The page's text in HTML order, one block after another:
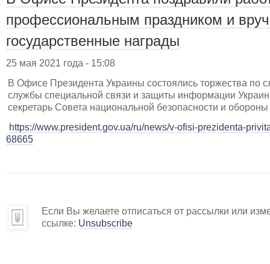
профессиональным праздником и
государственные награды
25 мая 2021 года - 15:08
В Офисе Президента Украины состоялись торжества по
службы специальной связи и защиты информации
секретарь Совета национальной безопасности и
https://www.president.gov.ua/ru/news/v-ofisi-prezidenta-
68665
Если Вы желаете отписаться от рассылки или
ссылке: Unsubscribe